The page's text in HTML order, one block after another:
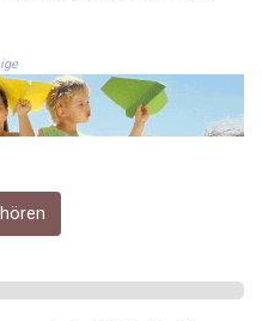
13.548336
0.858801
84.931759
8.809078
241.584711
31.036971